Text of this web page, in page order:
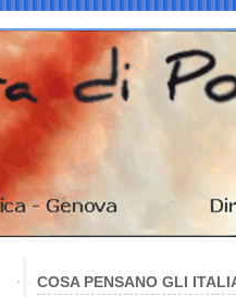
COSA PENSANO GLI